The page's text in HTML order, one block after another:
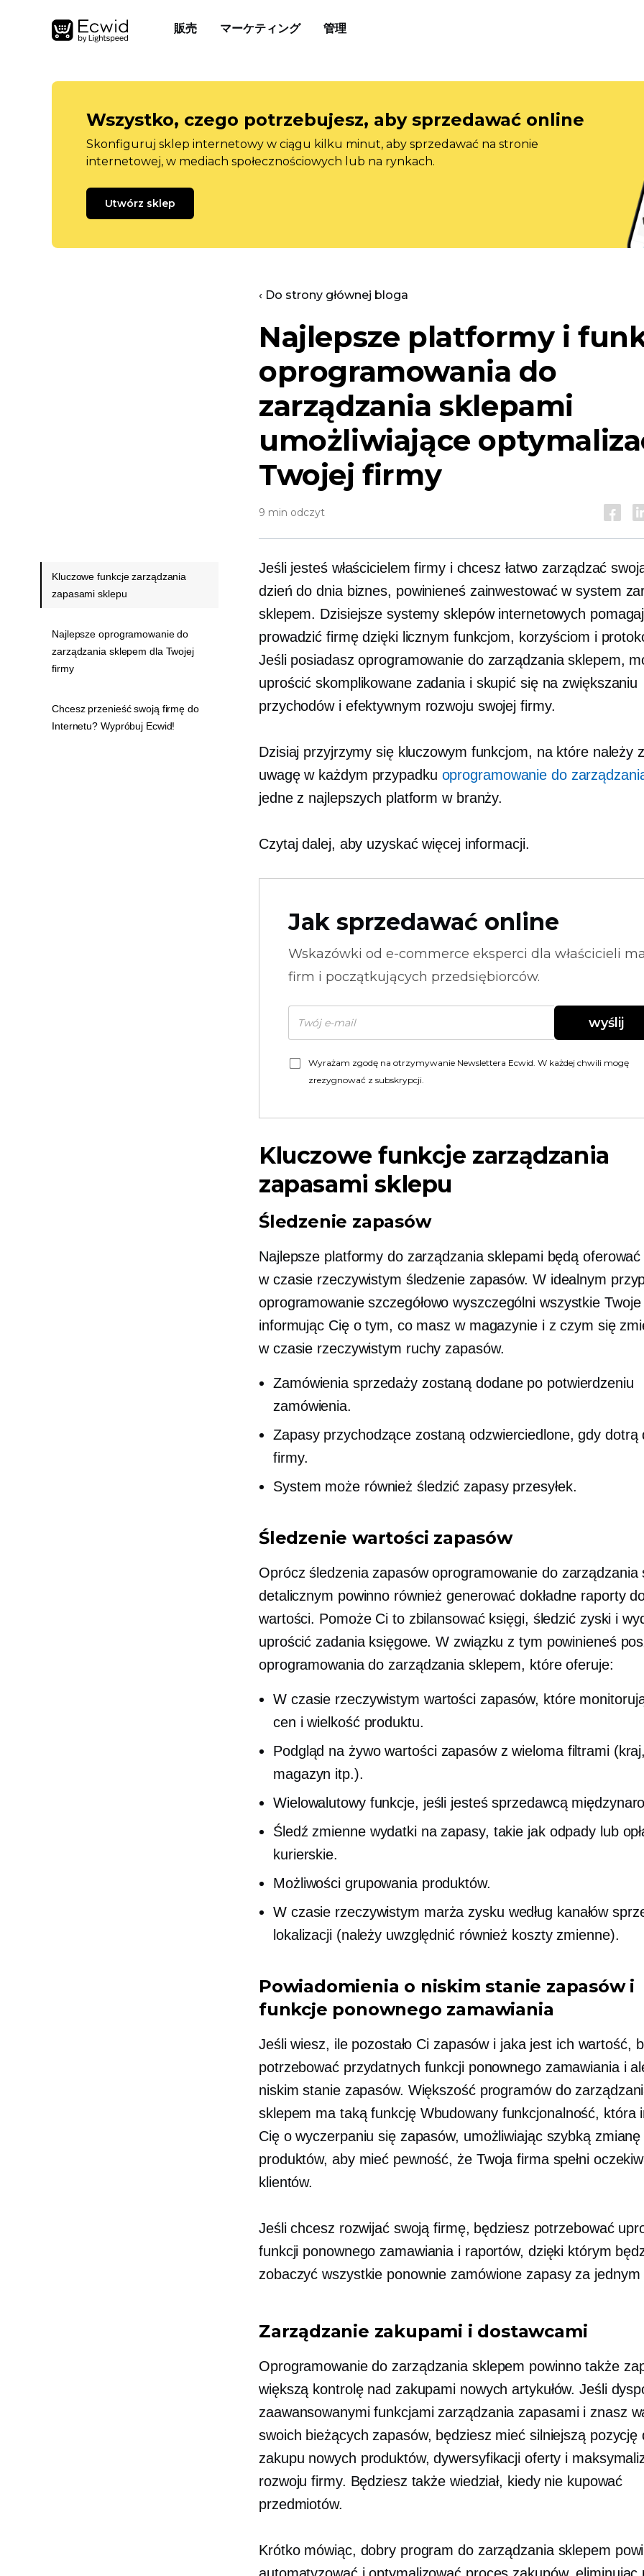
販売 マーケティング 管理
Wszystko, czego potrzebujesz, aby sprzedawać online
Skonfiguruj sklep internetowy w ciągu kilku minut, aby sprzedawać na stronie
internetowej, w mediach społecznościowych lub na rynkach.
Utwórz sklep
‹ Do strony głównej bloga
Najlepsze platformy i
oprogramowania do
zarządzania sklepami
umożliwiające
Twojej firmy
9 min odczyt
Jeśli jesteś właścicielem firmy i chcesz łatwo zarządzać
dzień do dniabiznes, powinieneś zainwestować w system
sklepem. Dzisiejsze systemy sklepów internetowych
prowadzić firmę dzięki licznym funkcjom, korzyściom i
Jeśli posiadasz oprogramowanie do zarządzania sklepem,
uprościć skomplikowane zadania i skupić się na zwiększaniu
przychodów i efektywnym rozwoju swojej firmy.
Dzisiaj przyjrzymy się kluczowym funkcjom, na które należy
uwagę w każdym przypadku oprogramowanie do
jedne z najlepszych platform w branży.
Czytaj dalej, aby uzyskać więcej informacji.
Jak sprzedawać online
Wskazówki od e-commerce eksperci dla właścicieli
firm i początkujących przedsiębiorców.
wyślij
Wyrażam zgodę na otrzymywanie Newslettera Ecwid. W każdej chwili mogę
zrezygnować z subskrypcji.
Kluczowe funkcje zarządzania
zapasami sklepu
Śledzenie zapasów
Najlepsze platformy do zarządzania sklepami będą oferować
w czasie rzeczywistym śledzenie zapasów. W idealnym
oprogramowanie szczegółowo wyszczególni wszystkie
informując Cię o tym, co masz w magazynie i z czym się
w czasie rzeczywistym ruchy zapasów.
Zamówienia sprzedaży zostaną dodane po potwierdzeniu
zamówienia.
Zapasy przychodzące zostaną odzwierciedlone, gdy dotrą
firmy.
System może również śledzić zapasy przesyłek.
Śledzenie wartości zapasów
Oprócz śledzenia zapasów oprogramowanie do zarządzania
detalicznym powinno również generować dokładne raporty
wartości. Pomoże Ci to zbilansować księgi, śledzić zyski i
uprościć zadania księgowe. W związku z tym powinieneś
oprogramowania do zarządzania sklepem, które oferuje:
W czasie rzeczywistym wartości zapasów, które
cen i wielkość produktu.
Podgląd na żywowartości zapasów z wieloma filtrami
magazyn itp.).
Wielowalutowyfunkcje, jeśli jesteś sprzedawcą
Śledź zmienne wydatki na zapasy, takie jak odpady lub
kurierskie.
Możliwości grupowania produktów.
W czasie rzeczywistym marża zysku według kanałów
lokalizacji (należy uwzględnić również koszty zmienne).
Powiadomienia o niskim stanie zapasów i
funkcje ponownego zamawiania
Jeśli wiesz, ile pozostało Ci zapasów i jaka jest ich wartość,
potrzebować przydatnych funkcji ponownego zamawiania i
niskim stanie zapasów. Większość programów do
sklepem ma taką funkcję Wbudowanyfunkcjonalność, która
Cię o wyczerpaniu się zapasów, umożliwiając szybką
produktów, aby mieć pewność, że Twoja firma spełni
klientów.
Jeśli chcesz rozwijać swoją firmę, będziesz potrzebować
funkcji ponownego zamawiania i raportów, dzięki którym
zobaczyć wszystkie ponownie zamówione zapasy za jednym
Zarządzanie zakupami i dostawcami
Oprogramowanie do zarządzania sklepem powinno także
większą kontrolę nad zakupami nowych artykułów. Jeśli
zaawansowanymi funkcjami zarządzania zapasami i znasz
swoich bieżących zapasów, będziesz mieć silniejszą pozycję
zakupu nowych produktów, dywersyfikacji oferty i
rozwoju firmy. Będziesz także wiedział, kiedy nie kupować
przedmiotów.
Krótko mówiąc, dobry program do zarządzania sklepem
Kluczowe funkcje zarządzania
zapasami sklepu
Najlepsze oprogramowanie do
zarządzania sklepem dla Twojej
firmy
Chcesz przenieść swoją firmę do
Internetu? Wypróbuj Ecwid!